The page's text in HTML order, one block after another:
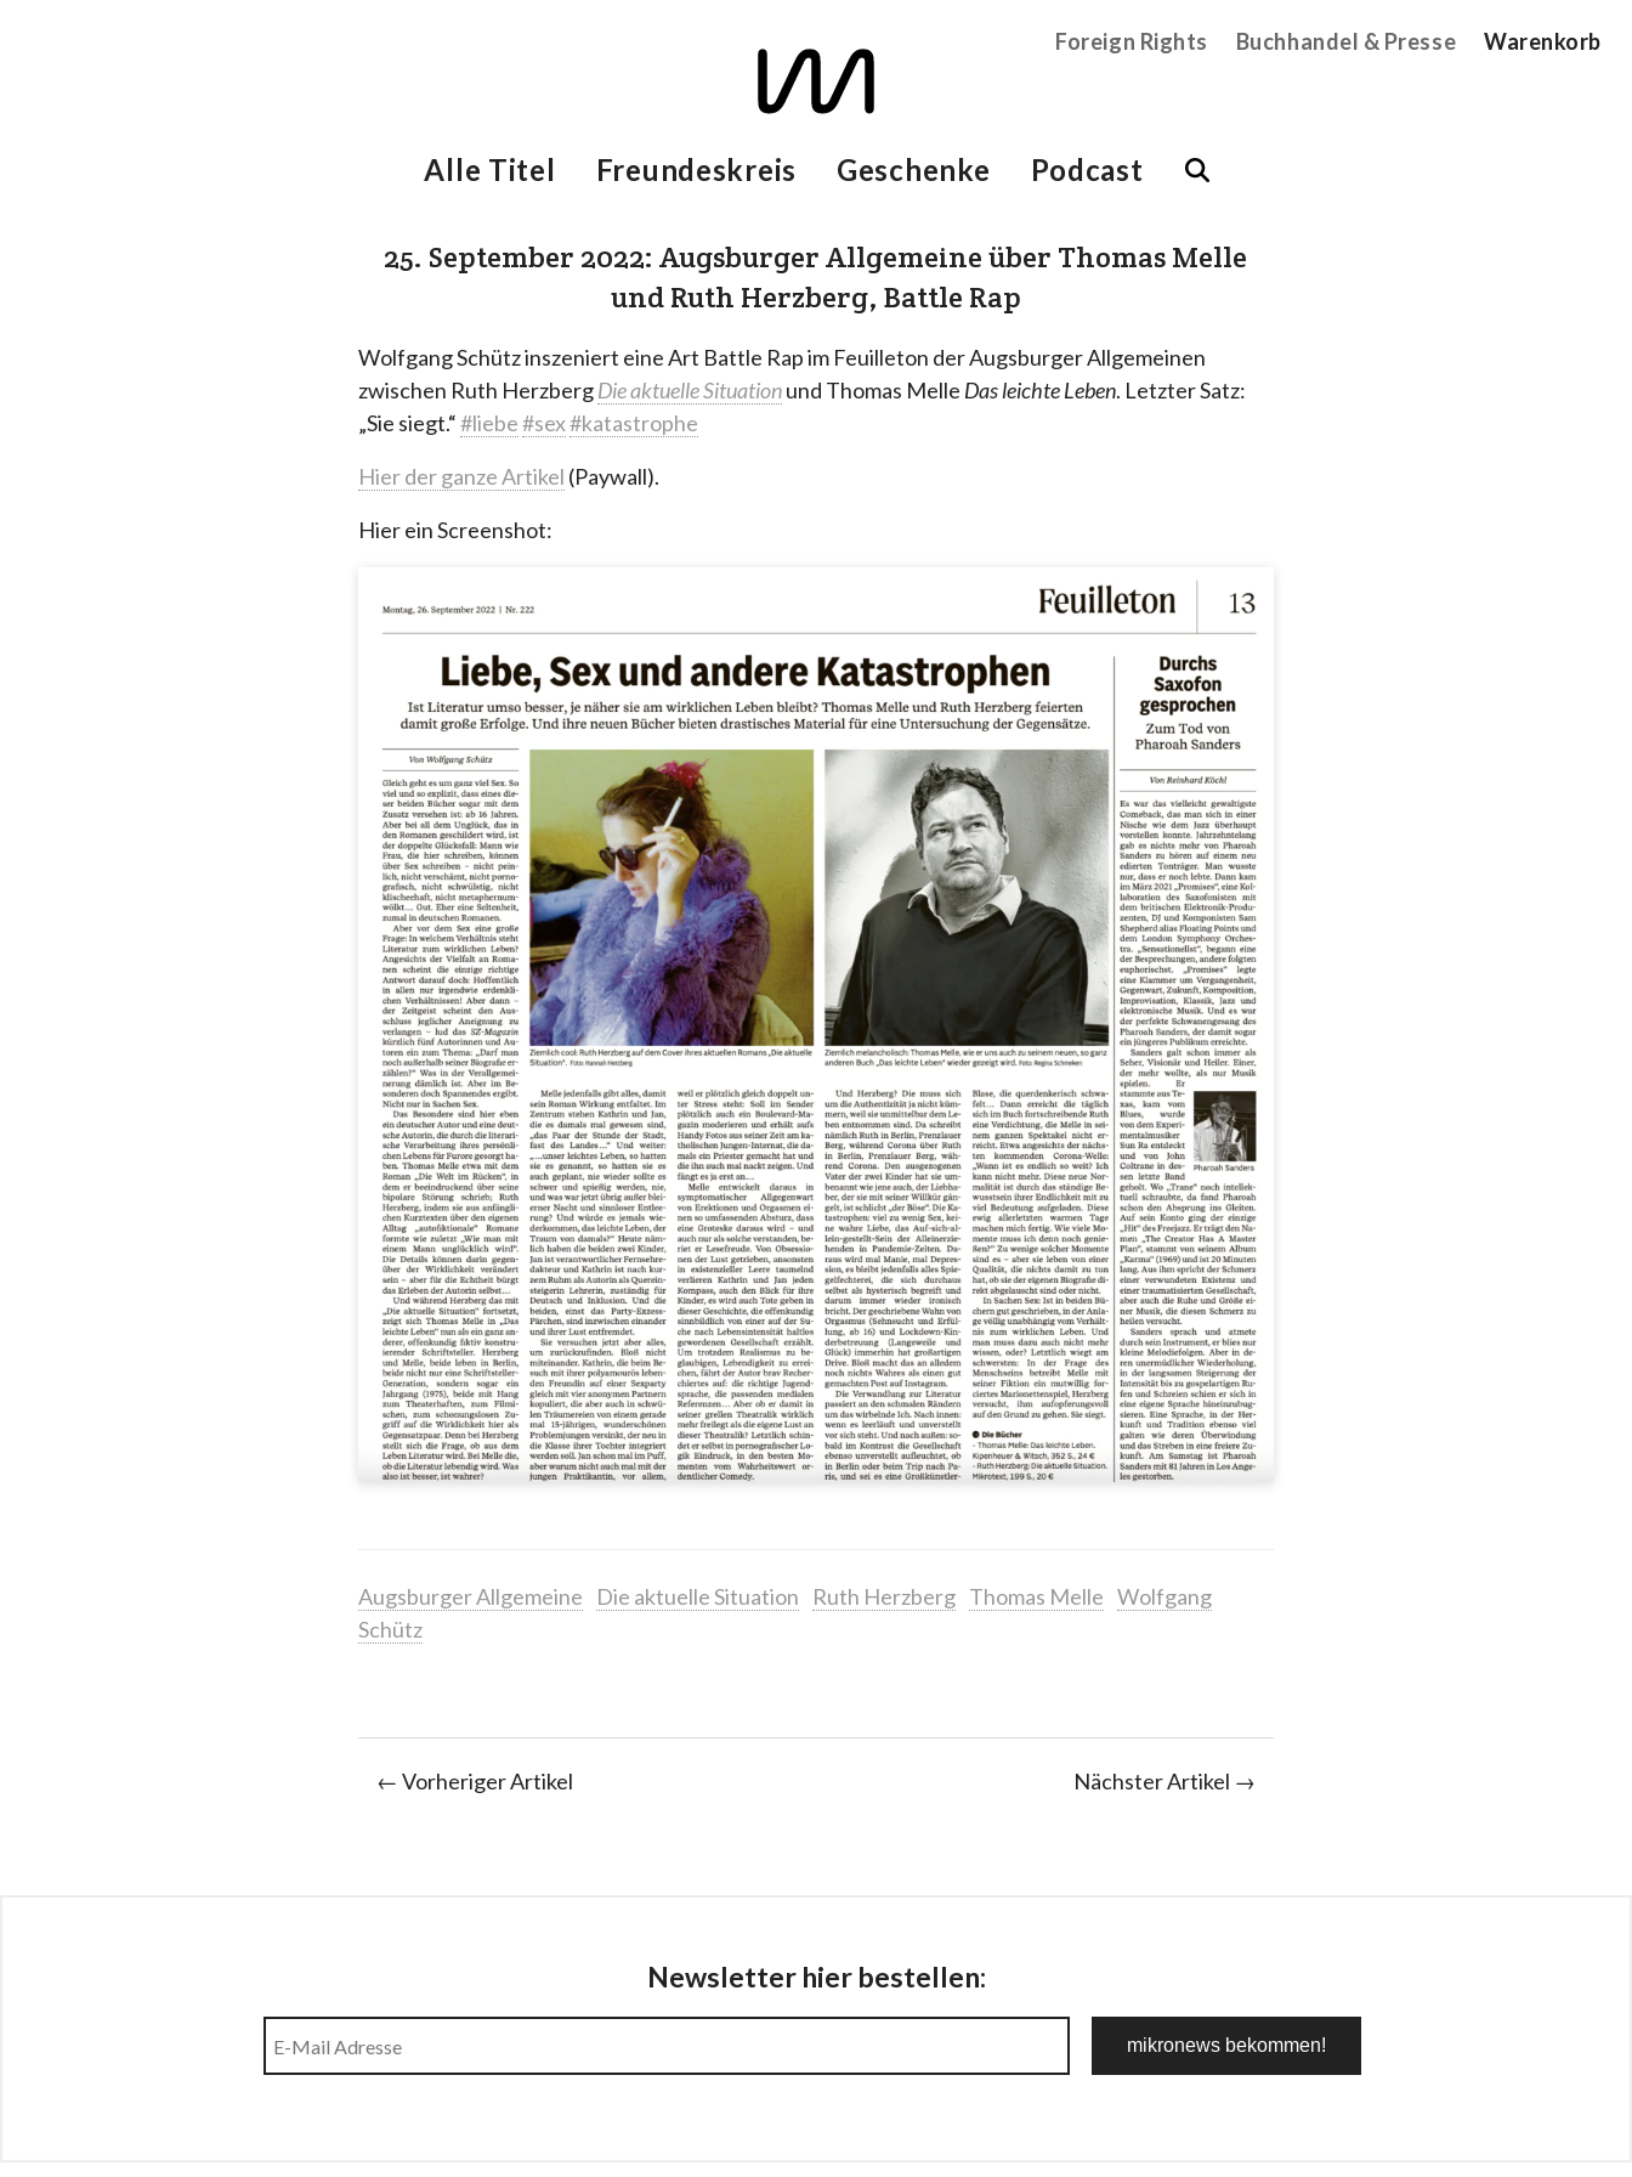
Foreign Rights Buchhandel & Presse Warenkorb
Alle Titel Freundeskreis Geschenke Podcast
25. September 2022: Augsburger Allgemeine über Thomas Melle
und Ruth Herzberg, Battle Rap
Wolfgang Schütz inszeniert eine Art Battle Rap im Feuilleton der Augsburger Allgemeinen
zwischen Ruth HerzbergDie aktuelle Situationund Thomas Melle Das leichte Leben. Letzter Satz:
„Sie siegt.“#liebe#sex#katastrophe
Hier der ganze Artikel (Paywall).
Hier ein Screenshot:
Augsburger Allgemeine Die aktuelle Situation Ruth Herzberg Thomas Melle Wolfgang
Schütz
← Vorheriger Artikel Nächster Artikel →
Newsletter hier bestellen: